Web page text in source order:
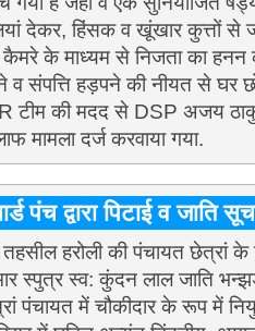
देकर, हिंसक व खूंखार कुत्तों से
कैमरे के माध्यम से निजता का
व संपत्ति हड़पने की नीयत से घर
टीम की मदद से DSP अजय
मामला दर्ज करवाया गया.
पंच द्वारा पिटाई व
हरोली की पंचायत छेत्रां के
स्पुत्र स्व: कुंदन लाल जाति
पंचायत में चौकीदार के रूप में